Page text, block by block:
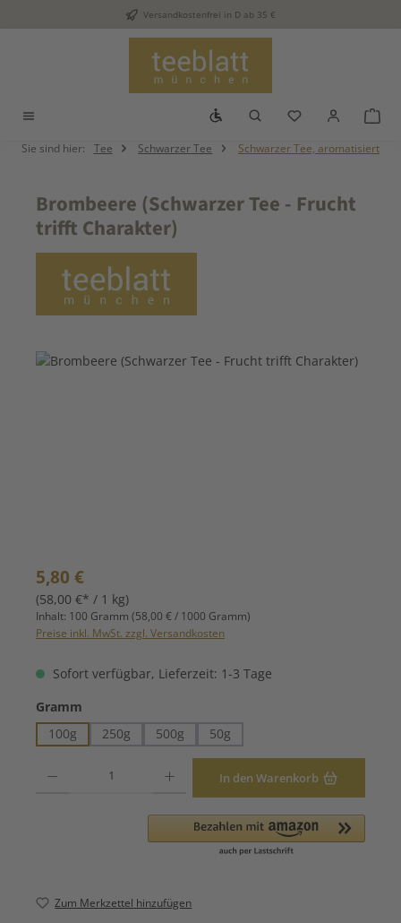
Zum Hauptinhalt springenVersandkostenfrei in D ab 35 €
Werkzeugleiste anzeigen
Du hast 0
Sie sind hier: Tee Schwarzer Tee Schwarzer Tee, aromatisiert
Brombeere (Schwarzer Tee - Frucht
trifft Charakter)
Bildergalerie überspringen
Regulärer Preis:
5,80 €
(58,00 €* / 1 kg)
Inhalt: 100 Gramm (58,00 € / 1000 Gramm)
Preise inkl. MwSt. zzgl. Versandkosten
Sofort verfügbar, Lieferzeit: 1-3 Tage
Gramm
100g
250g 500g 50g
In den Warenkorb
Zum Merkzettel hinzufügen